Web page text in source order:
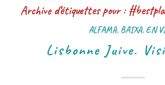
Archive d’étiquettes pour :
ALFAMA, BAIXA,EN
Lisbonne Juive.